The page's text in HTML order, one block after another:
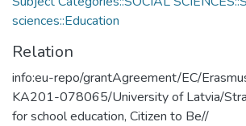
sciences::Education
Relation
info:eu-repo/grantAgreement/EC/
KA201-078065/University of Latvia/
for school education, Citizen to Be//